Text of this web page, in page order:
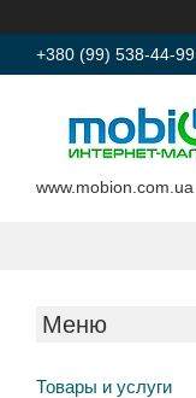
+380 (99) 538-44-99
www.mobion.com.ua
Товары и услуги